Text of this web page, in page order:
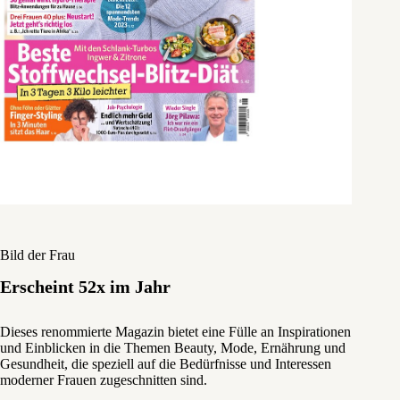
Bild der Frau
Erscheint 52x im Jahr
Dieses renommierte Magazin bietet eine Fülle an Inspirationen
und Einblicken in die Themen Beauty, Mode, Ernährung und
Gesundheit, die speziell auf die Bedürfnisse und Interessen
moderner Frauen zugeschnitten sind.